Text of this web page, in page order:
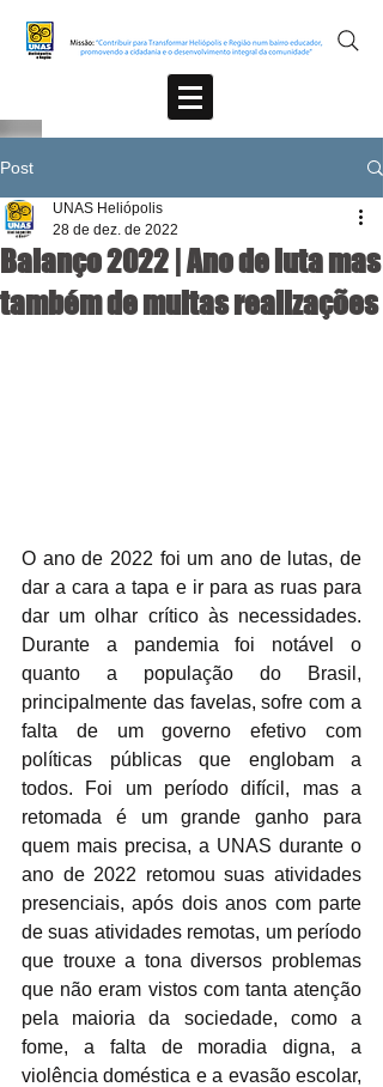
Post
Balanço 2022 | Ano de luta mas
também de muitas realizações
UNAS Heliópolis
28 de dez. de 2022
O ano de 2022 foi um ano de lutas, de
dar a cara a tapa e ir para as ruas para
dar um olhar crítico às necessidades.
Durante a pandemia foi notável o
quanto a população do Brasil,
principalmente das favelas, sofre com a
falta de um governo efetivo com
políticas públicas que englobam a
todos. Foi um período difícil, mas a
retomada é um grande ganho para
quem mais precisa, a UNAS durante o
ano de 2022 retomou suas atividades
presenciais, após dois anos com parte
de suas atividades remotas, um período
que trouxe a tona diversos problemas
que não eram vistos com tanta atenção
pela maioria da sociedade, como a
fome, a falta de moradia digna, a
violência doméstica e a evasão escolar,